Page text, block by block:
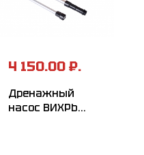
4 150.00 ₽.
Дренажный
насос ВИХРЬ